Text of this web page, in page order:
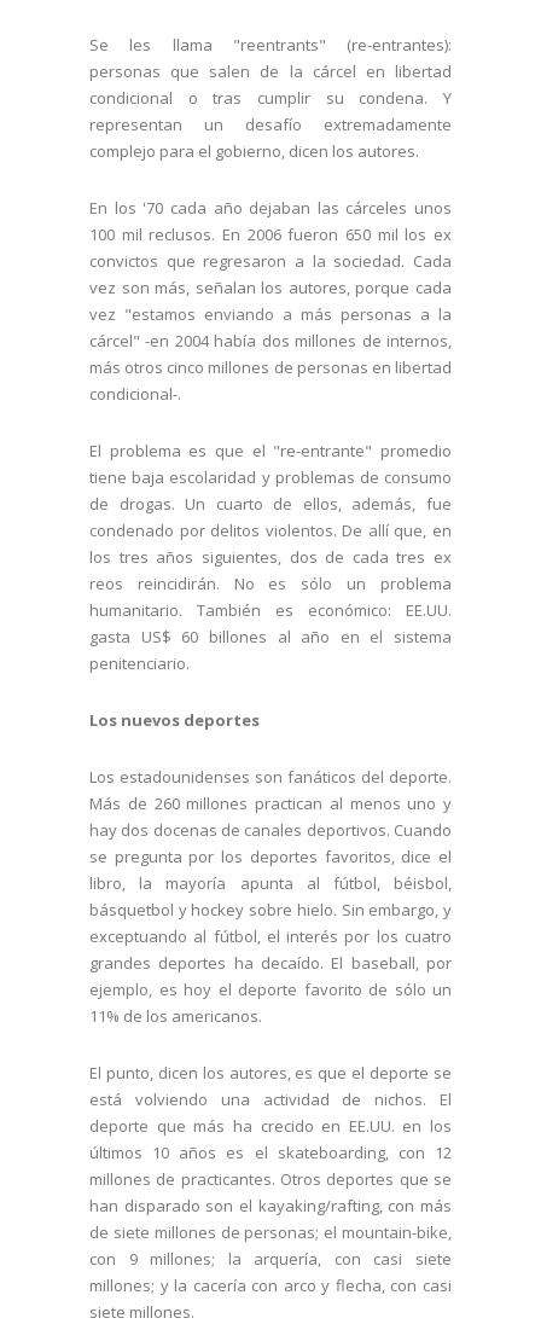
Se les llama "reentrants" (re-entrantes):
personas que salen de la cárcel en libertad
condicional o tras cumplir su condena. Y
representan un desafío extremadamente
complejo para el gobierno, dicen los autores.
En los '70 cada año dejaban las cárceles unos
100 mil reclusos. En 2006 fueron 650 mil los ex
convictos que regresaron a la sociedad. Cada
vez son más, señalan los autores, porque cada
vez "estamos enviando a más personas a la
cárcel" -en 2004 había dos millones de internos,
más otros cinco millones de personas en libertad
condicional-.
El problema es que el "re-entrante" promedio
tiene baja escolaridad y problemas de consumo
de drogas. Un cuarto de ellos, además, fue
condenado por delitos violentos. De allí que, en
los tres años siguientes, dos de cada tres ex
reos reincidirán. No es sólo un problema
humanitario. También es económico: EE.UU.
gasta US$ 60 billones al año en el sistema
penitenciario.
Los nuevos deportes
Los estadounidenses son fanáticos del deporte.
Más de 260 millones practican al menos uno y
hay dos docenas de canales deportivos. Cuando
se pregunta por los deportes favoritos, dice el
libro, la mayoría apunta al fútbol, béisbol,
básquetbol y hockey sobre hielo. Sin embargo, y
exceptuando al fútbol, el interés por los cuatro
grandes deportes ha decaído. El baseball, por
ejemplo, es hoy el deporte favorito de sólo un
11% de los americanos.
El punto, dicen los autores, es que el deporte se
está volviendo una actividad de nichos. El
deporte que más ha crecido en EE.UU. en los
últimos 10 años es el skateboarding, con 12
millones de practicantes. Otros deportes que se
han disparado son el kayaking/rafting, con más
de siete millones de personas; el mountain-bike,
con 9 millones; la arquería, con casi siete
millones; y la cacería con arco y flecha, con casi
siete millones.